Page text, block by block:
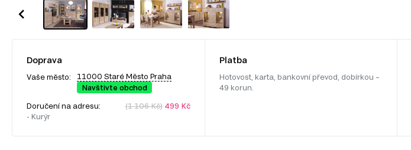
Doprava
Vaše město:
11000 Staré Město Praha
Navštivte obchod
Doručení na adresu:
- Kurýr
(1 106 Kč)499 Kč
Platba
Hotovost, karta, bankovní převod, dobírkou –
49 korun.